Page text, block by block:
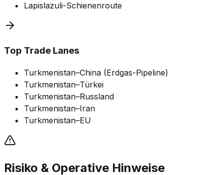
Lapislazuli-Schienenroute
Top Trade Lanes
Turkmenistan–China (Erdgas-Pipeline)
Turkmenistan–Türkei
Turkmenistan–Russland
Turkmenistan–Iran
Turkmenistan–EU
Risiko & Operative Hinweise